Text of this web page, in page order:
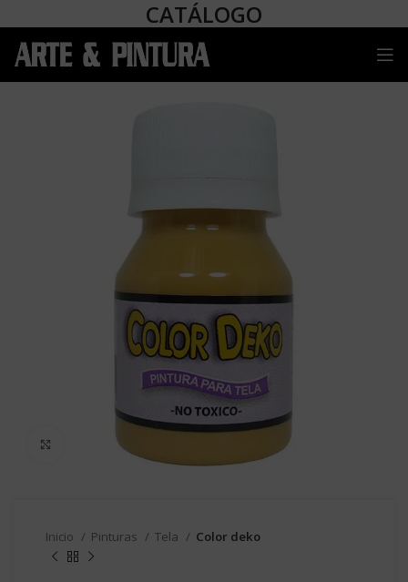
CATÁLOGO
Clic para agrandar
Inicio Pinturas Tela Color deko